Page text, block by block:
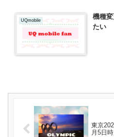
UQmobile
機種
たい
東京
月5日